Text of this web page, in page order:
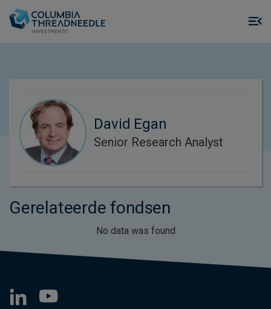
David Egan
Senior Research Analyst
Gerelateerde fondsen
No data was found